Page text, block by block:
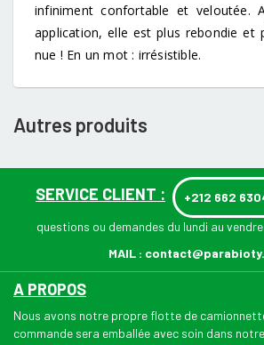
infiniment confortable et veloutée.
application, elle est plus rebondie et
nue ! En un mot : irrésistible.
Autres produits
SERVICE CLIENT : +212 662
questions ou demandes du lundi au
MAIL :
A PROPOS
Nous avons notre propre flotte de
commande sera emballée avec soin dans